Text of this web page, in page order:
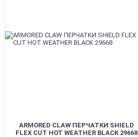
ARMORED CLAW ПЕРЧАТКИ SHIELD
FLEX CUT HOT WEATHER BLACK 29668